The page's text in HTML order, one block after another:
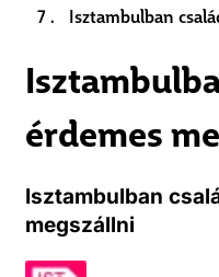
Isztambulban
érdemes
Isztambulban
megszállni